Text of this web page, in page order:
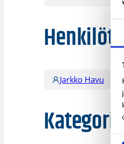
Henkilöt
Jarkko Havu